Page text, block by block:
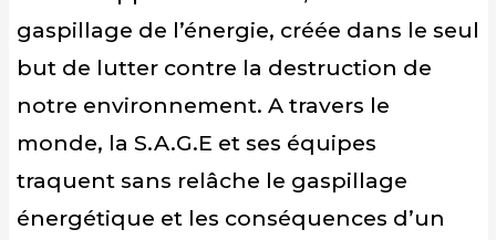
gaspillage de l’énergie, créée dans le seul
but de lutter contre la destruction de
notre environnement. A travers le
monde, la S.A.G.E et ses équipes
traquent sans relâche le gaspillage
énergétique et les conséquences d’un